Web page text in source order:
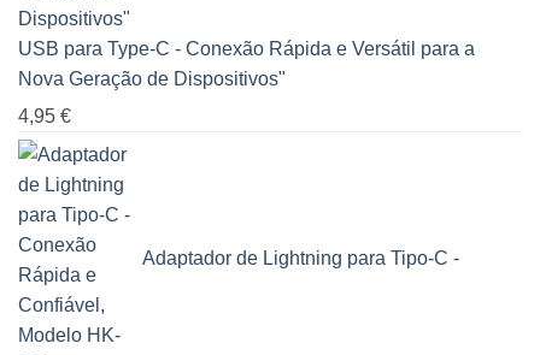
USB para Type-C - Conexão Rápida e Versátil para a
Nova Geração de Dispositivos"
4,95 €
Adaptador de Lightning para Tipo-C -